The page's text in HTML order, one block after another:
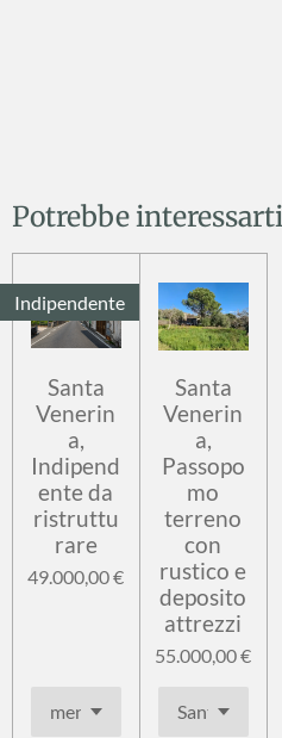
Potrebbe
Indipendente
Santa
Venerin
a,
Indipend
ente da
ristruttu
rare
49.000,00 €
Santa
Venerin
a,
Passopo
mo
terreno
con
rustico e
deposito
attrezzi
55.000,00 €